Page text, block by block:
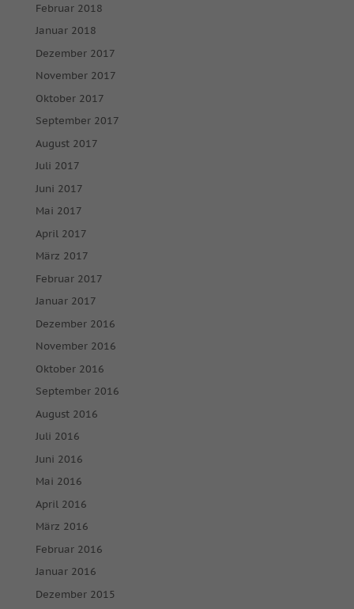
Februar 2018
Januar 2018
Dezember 2017
November 2017
Oktober 2017
September 2017
August 2017
Juli 2017
Juni 2017
Mai 2017
April 2017
März 2017
Februar 2017
Januar 2017
Dezember 2016
November 2016
Oktober 2016
September 2016
August 2016
Juli 2016
Juni 2016
Mai 2016
April 2016
März 2016
Februar 2016
Januar 2016
Dezember 2015